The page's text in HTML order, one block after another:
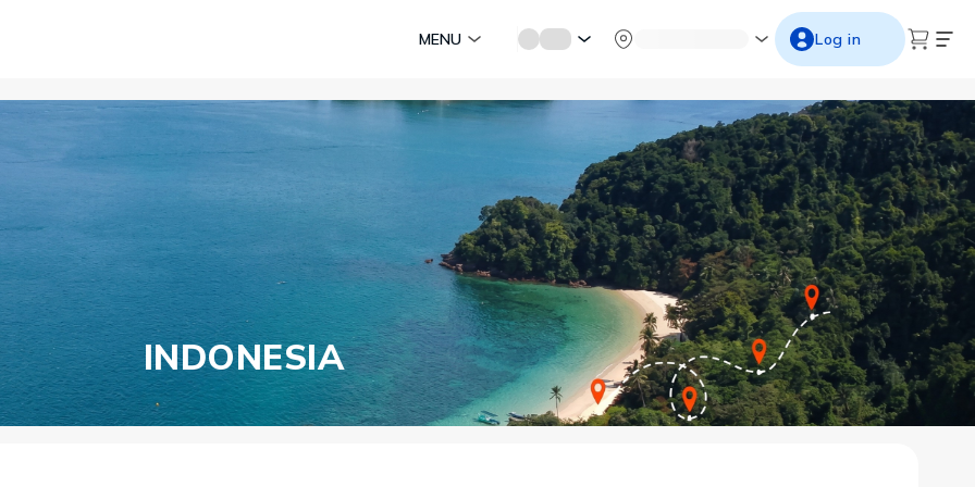
MENU Log in
Vietravel MICE
Vietravel Loyalty
INDONESIA
Từ cố đô đến thành thăng longNgắm hoa